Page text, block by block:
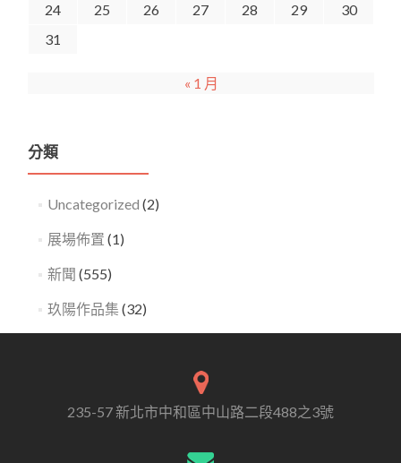
24
25 26 27 28 29
30
31
« 1 月
分類
Uncategorized (2)
展場佈置 (1)
新聞 (555)
玖陽作品集 (32)
235-57 新北市中和區中山路二段488之3號